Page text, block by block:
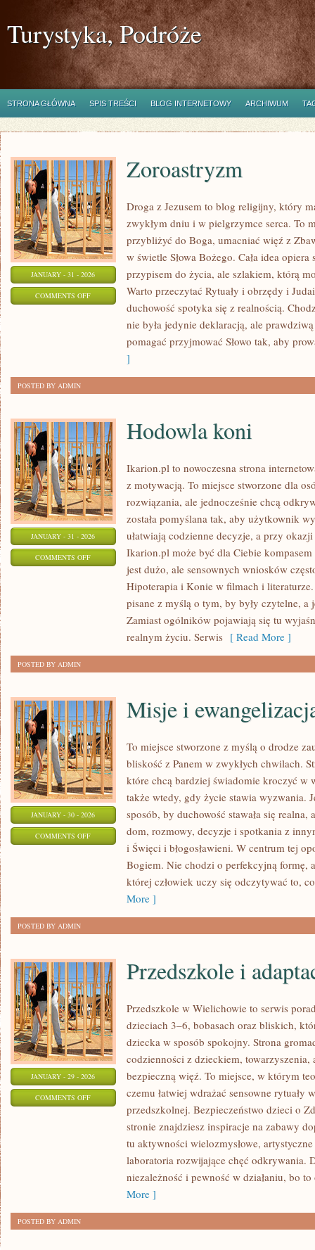
Turystyka, Podróże
STRONA GŁÓWNA SPIS TREŚCI BLOG INTERNETOWY ARCHIWUM
JANUARY - 31 - 2026
COMMENTS OFFON
ZOROASTRYZM
Zoroastryzm
Droga z Jezusem to blog religijny, który
zwykłym dniu i w pielgrzymce serca. To
przybliżyć do Boga, umacniać więź z
w świetle Słowa Bożego. Cała idea
przypisem do życia, ale szlakiem, którą
Warto przeczytać Rytuały i obrzędy i
duchowość spotyka się z realnością.
nie była jedynie deklaracją, ale
pomagać przyjmować Słowo tak, aby
]
POSTED BY ADMIN
JANUARY - 31 - 2026
COMMENTS OFFON
Hodowla koni
Ikarion.pl to nowoczesna strona
z motywacją. To miejsce stworzone dla
rozwiązania, ale jednocześnie chcą
została pomyślana tak, aby użytkownik
ułatwiają codzienne decyzje, a przy
Ikarion.pl może być dla Ciebie
jest dużo, ale sensownych wniosków
Hipoterapia i Konie w filmach i
pisane z myślą o tym, by były czytelne, a
Zamiast ogólników pojawiają się tu
realnym życiu. Serwis [ Read More ]
POSTED BY ADMIN
JANUARY - 30 - 2026
COMMENTS OFFON
EWANGELIZACJA
Misje i
To miejsce stworzone z myślą o drodze
bliskość z Panem w zwykłych chwilach.
które chcą bardziej świadomie kroczyć w
także wtedy, gdy życie stawia wyzwania.
sposób, by duchowość stawała się
dom, rozmowy, decyzje i spotkania z
i Święci i błogosławieni. W centrum tej
Bogiem. Nie chodzi o perfekcyjną formę,
której człowiek uczy się odczytywać to,
More ]
POSTED BY ADMIN
JANUARY - 29 - 2026
COMMENTS OFFON
PRZEDSZKOLE
ADAPTACJA
Przedszkole i
Przedszkole w Wielichowie to serwis
dzieciach 3–6, bobasach oraz bliskich,
dziecka w sposób spokojny. Strona
codzienności z dzieckiem, towarzyszenia,
bezpieczną więź. To miejsce, w którym
czemu łatwiej wdrażać sensowne rytuały
przedszkolnej. Bezpieczeństwo dzieci o
stronie znajdziesz inspiracje na zabawy
tu aktywności wielozmysłowe,
laboratoria rozwijające chęć odkrywania.
niezależność i pewność w działaniu, bo
More ]
POSTED BY ADMIN